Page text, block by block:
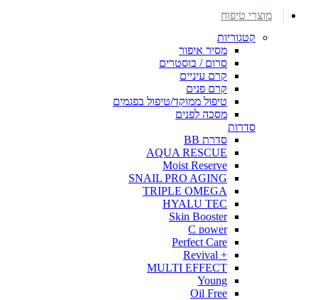
מוצרי טיפוח
קטגוריות
מסיר איפור
סרום / בוסטרים
קרם עיניים
קרם פנים
טיפול ממוקד/טיפול בפגמים
מסכה לפנים
סדרות
סדרת BB
AQUA RESCUE
Moist Reserve
SNAIL PRO AGING
TRIPLE OMEGA
HYALU TEC
Skin Booster
C power
Perfect Care
+ Revival
MULTI EFFECT
Young
Oil Free